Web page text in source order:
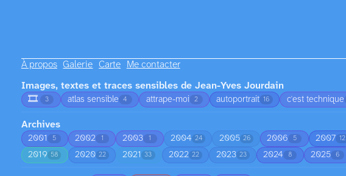
À propos Galerie Carte Me contacter
Images, textes et traces sensibles de Jean-Yves Jourdain
🎞️
3 atlas sensible 4 attrape-moi 2 autoportrait 16 c'est technique
Archives
2001 5 2002 1 2003 1 2004 24 2005 26 2006 5 2007 12
2019 58 2020 22 2021 33 2022 22 2023 23 2024 8 2025 6